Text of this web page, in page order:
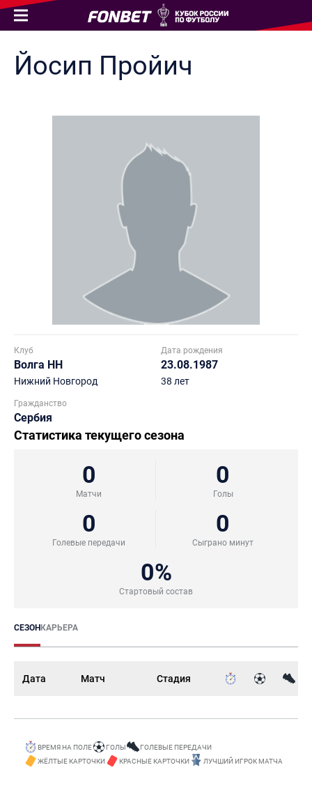
Йосип Пройич
Клуб
Волга НН
Нижний Новгород
Дата рождения
23.08.1987
38 лет
Гражданство
Сербия
Статистика текущего сезона
0
Матчи
0
Голы
0
Голевые передачи
0
Сыграно минут
0%
Стартовый состав
СЕЗОНКАРЬЕРА
Дата Матч Стадия
ВРЕМЯ НА ПОЛЕ ГОЛЫ
ГОЛЕВЫЕ ПЕРЕДАЧИ
ЖЁЛТЫЕ КАРТОЧКИ
КРАСНЫЕ КАРТОЧКИ ЛУЧШИЙ ИГРОК МАТЧА